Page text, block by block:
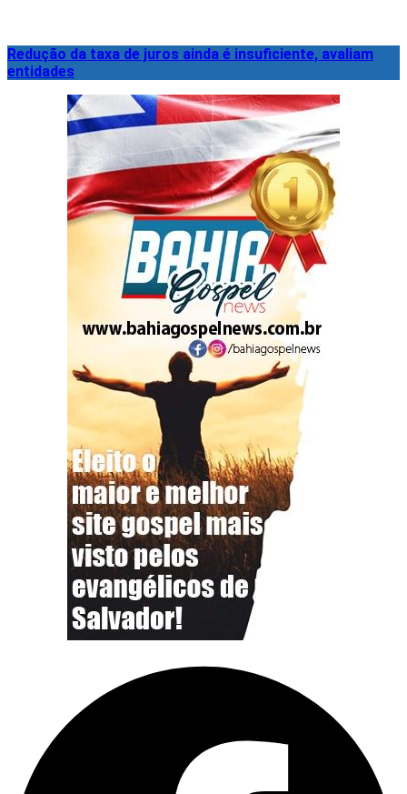
Redução da taxa de juros ainda é insuficiente, avaliam
entidades